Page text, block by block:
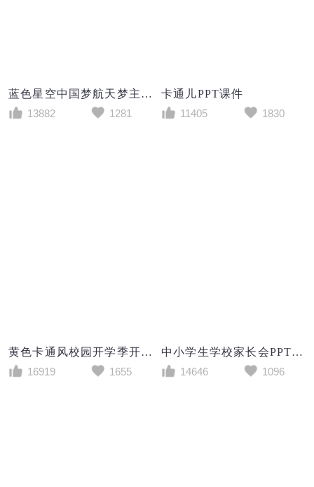
蓝色星空中国梦航天梦主题班会PPT模板
13882
1281
卡通儿PPT课件
11405
1830
黄色卡通风校园开学季开学第一课PPT模板
16919
1655
中小学生学校家长会PPT模板
14646
1096